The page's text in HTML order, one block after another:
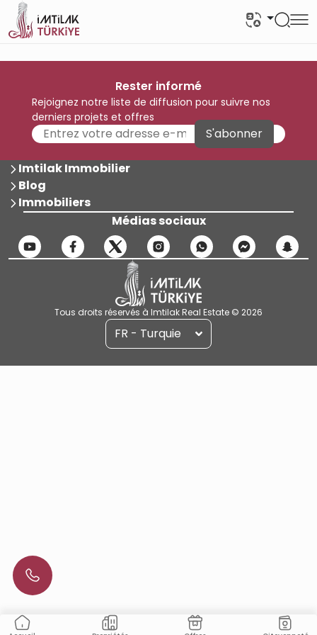
Rester informé
Rejoignez notre liste de diffusion pour suivre nos
derniers projets et offres
S'abonner
Imtilak Immobilier
Blog
Immobiliers
Médias sociaux
Tous droits réservés à Imtilak Real Estate © 2026
FR - Turquie